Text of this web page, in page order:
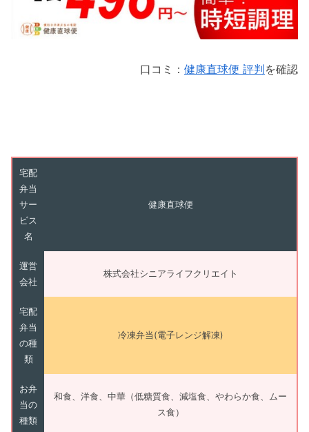
口コミ： 健康直球便 評判を確認
宅配
弁当
サー
ビス
名
健康直球便
運営
会社
株式会社シニアライフクリエイト
宅配
弁当
の種
類
冷凍弁当(電子レンジ解凍)
お弁
当の
種類
和食、洋食、中華（低糖質食、減塩食、やわらか食、ムー
ス食）